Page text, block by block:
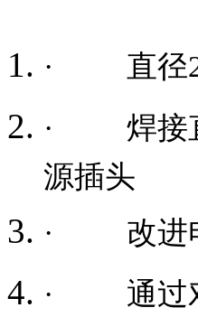
· 直径
· 焊接
源插头
· 改进
· 通过